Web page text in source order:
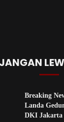
JANGAN
Breaking
Landa
DKI Jakarta